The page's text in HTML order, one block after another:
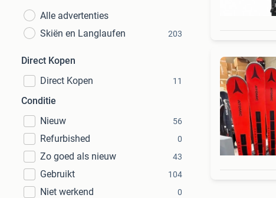
Alle advertenties
Skiën en Langlaufen
203
Direct Kopen
Direct Kopen
11
Conditie
Nieuw
56
Refurbished 0
Zo goed als nieuw 43
Gebruikt 104
Niet werkend 0